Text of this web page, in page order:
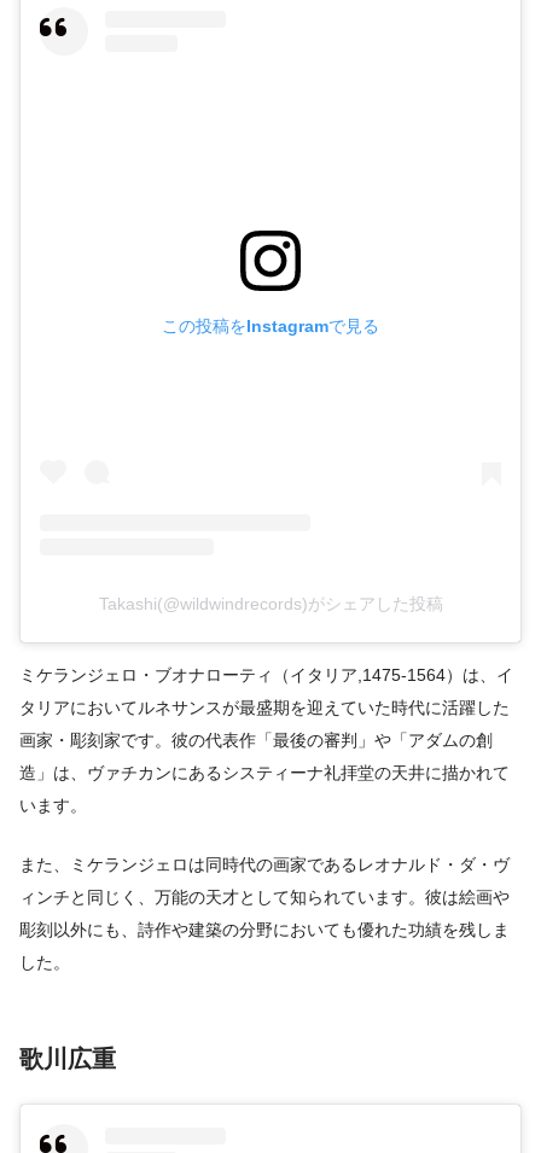
この投稿をInstagramで見る
Takashi(@wildwindrecords)がシェアした投稿
ミケランジェロ・ブオナローティ（イタリア,1475-1564）は、イ
タリアにおいてルネサンスが最盛期を迎えていた時代に活躍した
画家・彫刻家です。彼の代表作「最後の審判」や「アダムの創
造」は、ヴァチカンにあるシスティーナ礼拝堂の天井に描かれて
います。
また、ミケランジェロは同時代の画家であるレオナルド・ダ・ヴ
ィンチと同じく、万能の天才として知られています。彼は絵画や
彫刻以外にも、詩作や建築の分野においても優れた功績を残しま
した。
歌川広重